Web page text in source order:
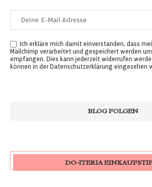
Ich erkläre mich damit einverstanden, dass
Mailchimp verarbeitet und gespeichert werden
empfangen. Dies kann jederzeit widerrufen
können in der Datenschutzerklärung eingesehen
DO-ITERIA